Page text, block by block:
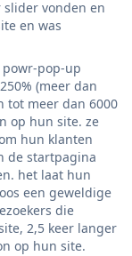
vonden en
en was
pop-up
(meer dan
tot meer dan 6000
op hun site. ze
hun klanten
de startpagina
het laat hun
een geweldige
die
2,5 keer langer
op hun site.